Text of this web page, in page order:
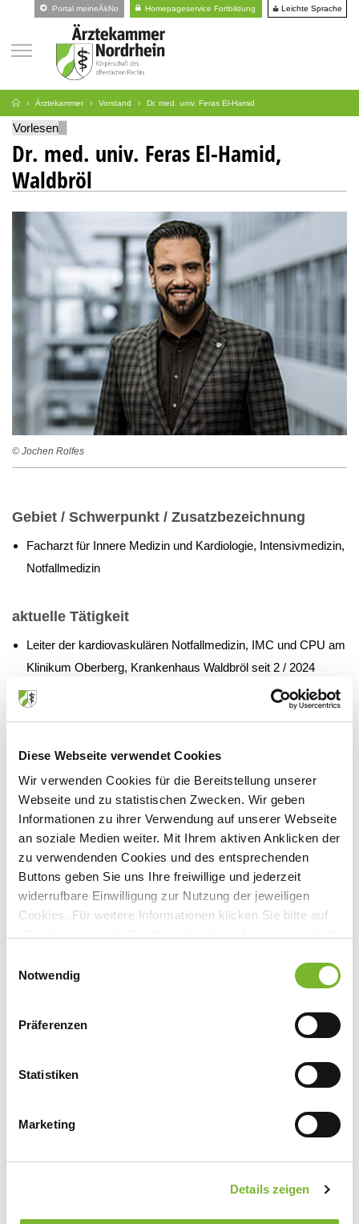
Diese Webseite verwendet Cookies
Wir verwenden Cookies für die Bereitstellung unserer
Webseite und zu statistischen Zwecken. Wir geben
Informationen zu ihrer Verwendung auf unserer Webseite
an soziale Medien weiter. Mit Ihrem aktiven Anklicken der
zu verwendenden Cookies und des entsprechenden
Buttons geben Sie uns Ihre freiwillige und jederzeit
widerrufbare Einwilligung zur Nutzung der jeweiligen
Cookies. Für weitere Informationen klicken Sie bitte auf
Datenschutzerklärung
Notwendig
Präferenzen
Statistiken
Marketing
Details zeigen
Portal meineÄkNo Homepageservice Fortbildung Leichte Sprache
Ärztekammer Vorstand Dr. med. univ. Feras El-Hamid
Vorlesen
Dr. med. univ. Feras El-Hamid,
Waldbröl
© Jochen Rolfes
Gebiet / Schwerpunkt / Zusatzbezeichnung
Facharzt für Innere Medizin und Kardiologie, Intensivmedizin,
Notfallmedizin
aktuelle Tätigkeit
Leiter der kardiovaskulären Notfallmedizin, IMC und CPU am
Klinikum Oberberg, Krankenhaus Waldbröl seit 2 / 2024
Mitglied der Kammerversammlung der Ärztekammer
Nordrhein seit 2019
Mitglied des ÄkNo-Ausschusses Ärztliche Weiterbildung
Vorstandsmitglied des Marburger Bundes, Landesverband
Nordrhein-Westfalen / Rheinland-Pfalz
Bund, Landesverband Nordrhein-Westfalen / Rheinland-Pfalz
Bundes, Bundesverband
Stellvertretender Vorsitzender der Kreisstelle Oberberg der